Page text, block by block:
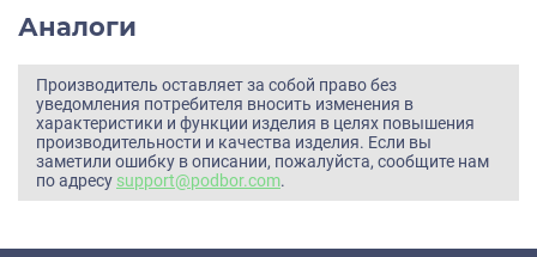
Аналоги
Производитель оставляет за собой право без
уведомления потребителя вносить изменения в
характеристики и функции изделия в целях повышения
производительности и качества изделия. Если вы
заметили ошибку в описании, пожалуйста, сообщите нам
по адресу support@podbor.com.